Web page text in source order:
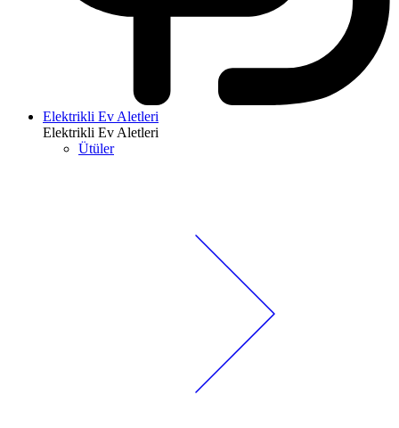
Elektrikli Ev Aletleri
Elektrikli Ev Aletleri
Ütüler